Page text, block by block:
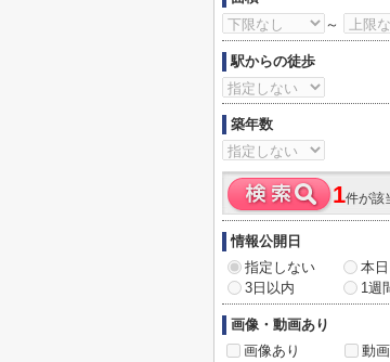
～
駅からの徒歩
築年数
1件が該
情報公開日
指定しない
本日
3日以内
1週
画像・動画あり
画像あり
動